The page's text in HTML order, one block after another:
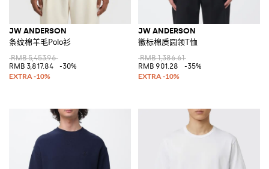
JW ANDERSON
条纹棉羊毛Polo衫
RMB 5,453.96
RMB 3,817.84
-30%
JW ANDERSON
徽标棉质圆领T恤
RMB 1,386.61
RMB 901.28
-35%